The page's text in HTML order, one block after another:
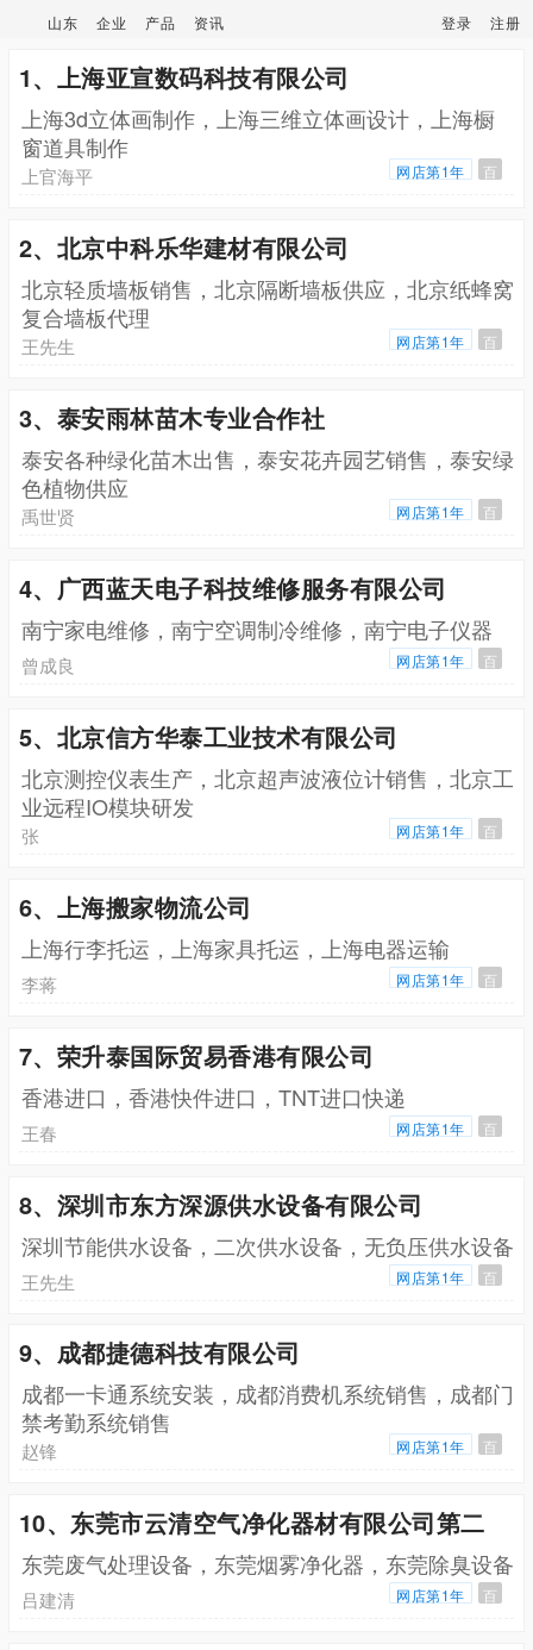
山东 企业 产品 资讯 登录 注册
1、上海亚宣数码科技有限公司
上海3d立体画制作，上海三维立体画设计，上海橱
窗道具制作
上官海平 网店第1年 百
2、北京中科乐华建材有限公司
北京轻质墙板销售，北京隔断墙板供应，北京纸蜂窝
复合墙板代理
王先生 网店第1年 百
3、泰安雨林苗木专业合作社
泰安各种绿化苗木出售，泰安花卉园艺销售，泰安绿
色植物供应
禹世贤 网店第1年 百
4、广西蓝天电子科技维修服务有限公司
南宁家电维修，南宁空调制冷维修，南宁电子仪器
曾成良 网店第1年 百
5、北京信方华泰工业技术有限公司
北京测控仪表生产，北京超声波液位计销售，北京工
业远程IO模块研发
张 网店第1年 百
6、上海搬家物流公司
上海行李托运，上海家具托运，上海电器运输
李蒋 网店第1年 百
7、荣升泰国际贸易香港有限公司
香港进口，香港快件进口，TNT进口快递
王春 网店第1年 百
8、深圳市东方深源供水设备有限公司
深圳节能供水设备，二次供水设备，无负压供水设备
王先生 网店第1年 百
9、成都捷德科技有限公司
成都一卡通系统安装，成都消费机系统销售，成都门
禁考勤系统销售
赵锋 网店第1年 百
10、东莞市云清空气净化器材有限公司第二
东莞废气处理设备，东莞烟雾净化器，东莞除臭设备
吕建清 网店第1年 百